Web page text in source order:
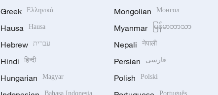
Greek Ελληνικά
Hausa Hausa
Hebrew עברית
Hindi हिन्दी
Hungarian Magyar
Bahasa Indonesia
Mongolian Монгол
Myanmar မြန်မာဘာသာ
Nepali नेपाली
Persian فارسی
Polish Polski
Português